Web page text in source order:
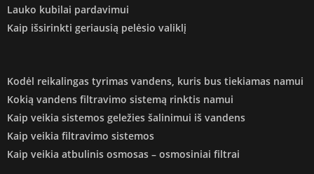
Lauko kubilai pardavimui
Kaip išsirinkti geriausią pelėsio valiklį
Kodėl reikalingas tyrimas vandens, kuris bus tiekiamas namui
Kokią vandens filtravimo sistemą rinktis namui
Kaip veikia sistemos geležies šalinimui iš vandens
Kaip veikia filtravimo sistemos
Kaip veikia atbulinis osmosas – osmosiniai filtrai